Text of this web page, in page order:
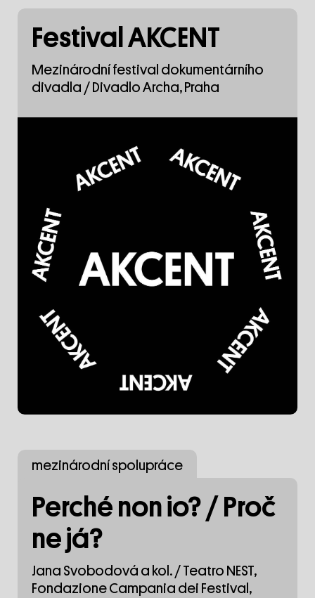
Festival AKCENT
Mezinárodní festival dokumentárního
divadla / Divadlo Archa, Praha
mezinárodní spolupráce
Perché non io? / Proč
ne já?
Jana Svobodová a kol. / Teatro NEST,
Fondazione Campania dei Festival,